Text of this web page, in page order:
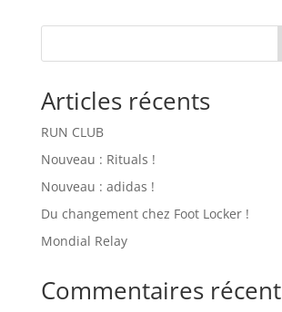
Articles récents
RUN CLUB
Nouveau : Rituals !
Nouveau : adidas !
Du changement chez Foot Locker !
Mondial Relay
Commentaires